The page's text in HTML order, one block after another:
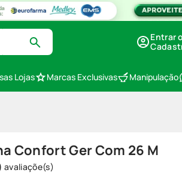
Entrar
Lojas Marcas Exclusivas Manipulação
Confort Ger Com 26 M